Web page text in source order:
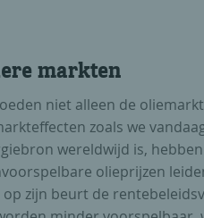
markten
niet alleen de
zoals we
wereldwijd is,
olieprijzen
zijn beurt de